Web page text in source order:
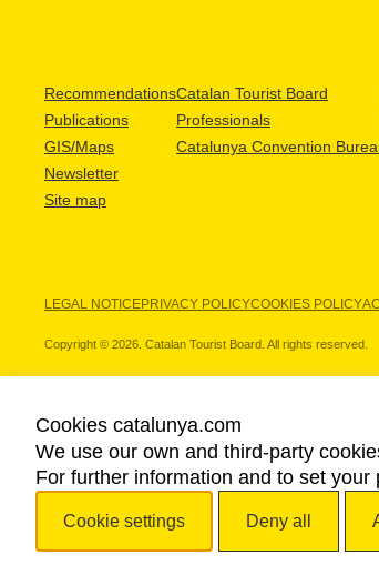
Recommendations
Publications
GIS/Maps
Newsletter
Site map
Catalan Tourist Board
Professionals
Catalunya Convention
LEGAL NOTICEPRIVACY POLICYCOOKIES POLICY
Copyright © 2026. Catalan Tourist Board. All rights reserved.
OUR PARTNERS
Cookies catalunya.com
We use our own and third-party
For further information and to set
Cookie settings Deny all